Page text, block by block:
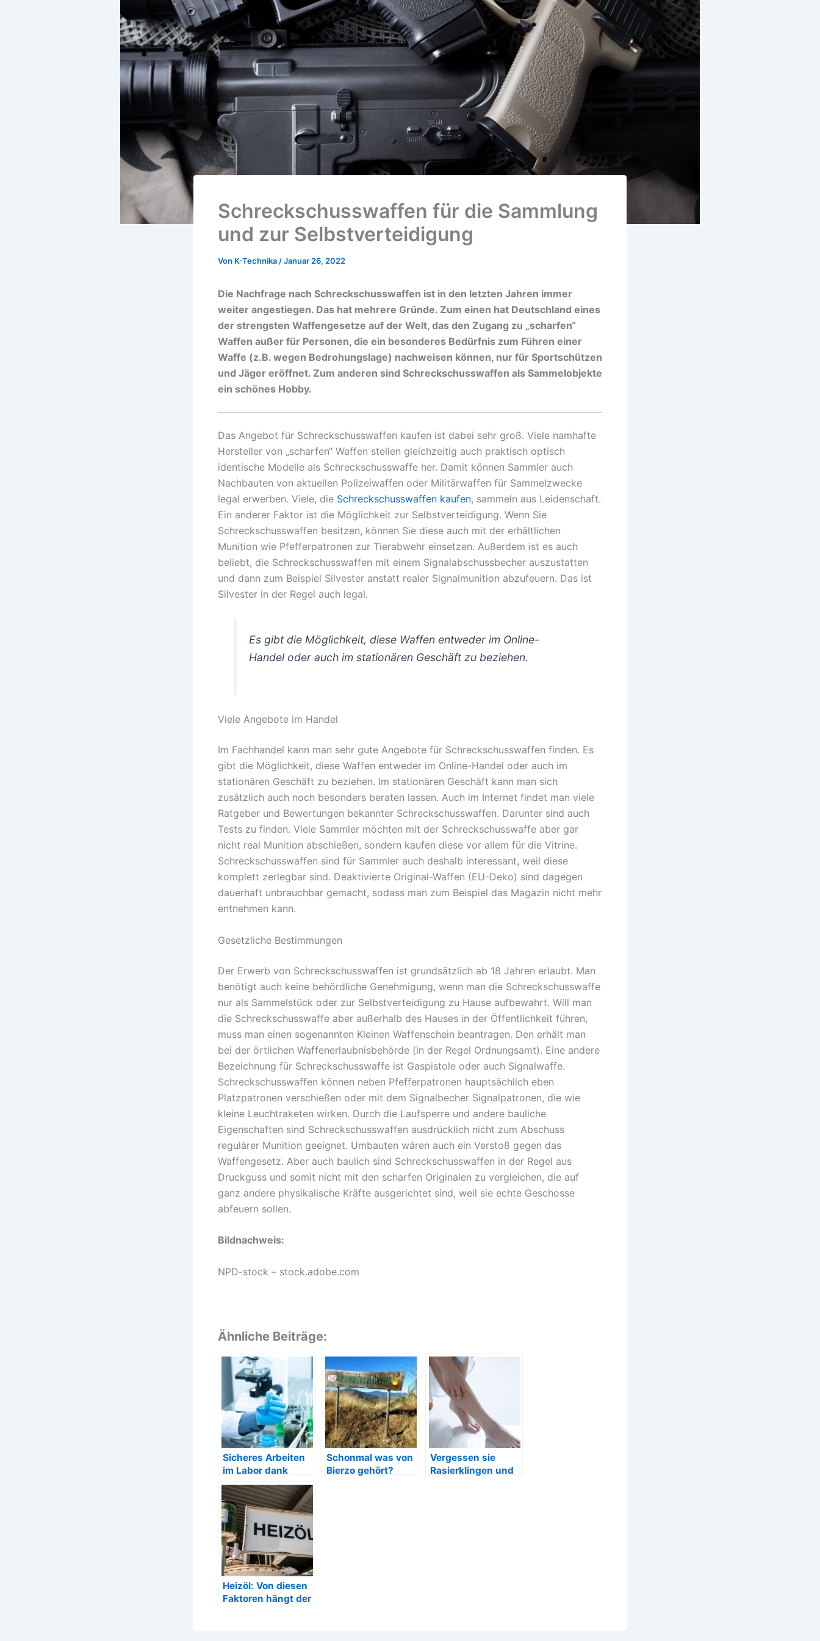
Schreckschusswaffen für die Sammlung
und zur Selbstverteidigung
Von K-Technika /Januar 26, 2022
Die Nachfrage nach Schreckschusswaffen ist in den letzten Jahren immer
weiter angestiegen. Das hat mehrere Gründe. Zum einen hat Deutschland eines
der strengsten Waffengesetze auf der Welt, das den Zugang zu „scharfen“
Waffen außer für Personen, die ein besonderes Bedürfnis zum Führen einer
Waffe (z.B. wegen Bedrohungslage) nachweisen können, nur für Sportschützen
und Jäger eröffnet. Zum anderen sind Schreckschusswaffen als Sammelobjekte
ein schönes Hobby.
Das Angebot für Schreckschusswaffen kaufen ist dabei sehr groß. Viele namhafte
Hersteller von „scharfen“ Waffen stellen gleichzeitig auch praktisch optisch
identische Modelle als Schreckschusswaffe her. Damit können Sammler auch
Nachbauten von aktuellen Polizeiwaffen oder Militärwaffen für Sammelzwecke
legal erwerben. Viele, die Schreckschusswaffen kaufen, sammeln aus Leidenschaft.
Ein anderer Faktor ist die Möglichkeit zur Selbstverteidigung. Wenn Sie
Schreckschusswaffen besitzen, können Sie diese auch mit der erhältlichen
Munition wie Pfefferpatronen zur Tierabwehr einsetzen. Außerdem ist es auch
beliebt, die Schreckschusswaffen mit einem Signalabschussbecher auszustatten
und dann zum Beispiel Silvester anstatt realer Signalmunition abzufeuern. Das ist
Silvester in der Regel auch legal.
Es gibt die Möglichkeit, diese Waffen entweder im Online-
Handel oder auch im stationären Geschäft zu beziehen.
Viele Angebote im Handel
Im Fachhandel kann man sehr gute Angebote für Schreckschusswaffen finden. Es
gibt die Möglichkeit, diese Waffen entweder im Online-Handel oder auch im
stationären Geschäft zu beziehen. Im stationären Geschäft kann man sich
zusätzlich auch noch besonders beraten lassen. Auch im Internet findet man viele
Ratgeber und Bewertungen bekannter Schreckschusswaffen. Darunter sind auch
Tests zu finden. Viele Sammler möchten mit der Schreckschusswaffe aber gar
nicht real Munition abschießen, sondern kaufen diese vor allem für die Vitrine.
Schreckschusswaffen sind für Sammler auch deshalb interessant, weil diese
komplett zerlegbar sind. Deaktivierte Original-Waffen (EU-Deko) sind dagegen
dauerhaft unbrauchbar gemacht, sodass man zum Beispiel das Magazin nicht mehr
entnehmen kann.
Gesetzliche Bestimmungen
Der Erwerb von Schreckschusswaffen ist grundsätzlich ab 18 Jahren erlaubt. Man
benötigt auch keine behördliche Genehmigung, wenn man die Schreckschusswaffe
nur als Sammelstück oder zur Selbstverteidigung zu Hause aufbewahrt. Will man
die Schreckschusswaffe aber außerhalb des Hauses in der Öffentlichkeit führen,
muss man einen sogenannten Kleinen Waffenschein beantragen. Den erhält man
bei der örtlichen Waffenerlaubnisbehörde (in der Regel Ordnungsamt). Eine andere
Bezeichnung für Schreckschusswaffe ist Gaspistole oder auch Signalwaffe.
Schreckschusswaffen können neben Pfefferpatronen hauptsächlich eben
Platzpatronen verschießen oder mit dem Signalbecher Signalpatronen, die wie
kleine Leuchtraketen wirken. Durch die Laufsperre und andere bauliche
Eigenschaften sind Schreckschusswaffen ausdrücklich nicht zum Abschuss
regulärer Munition geeignet. Umbauten wären auch ein Verstoß gegen das
Waffengesetz. Aber auch baulich sind Schreckschusswaffen in der Regel aus
Druckguss und somit nicht mit den scharfen Originalen zu vergleichen, die auf
ganz andere physikalische Kräfte ausgerichtet sind, weil sie echte Geschosse
abfeuern sollen.
Bildnachweis:
NPD-stock – stock.adobe.com
Ähnliche Beiträge:
Sicheres Arbeiten
im Labor dank
hochwertiger
Laborkittel
Schonmal was von
Bierzo gehört?
Vergessen sie
Rasierklingen und
Heizöl: Von diesen
Faktoren hängt der